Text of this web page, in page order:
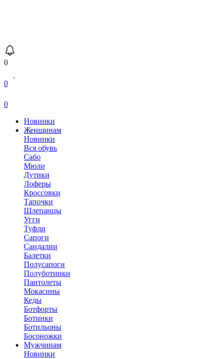
0
0
0
Новинки
Женщинам
Новинки
Вся обувь
Сабо
Мюли
Дутики
Лоферы
Кроссовки
Тапочки
Шлепанцы
Угги
Туфли
Сапоги
Сандалии
Балетки
Полусапоги
Полуботинки
Пантолеты
Мокасины
Кеды
Ботфорты
Ботинки
Ботильоны
Босоножки
Мужчинам
Новинки